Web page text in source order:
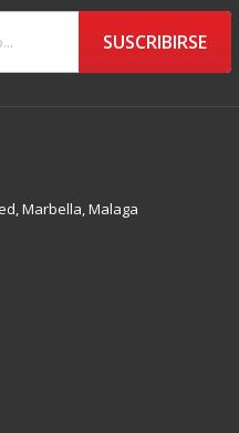
Marbella, Malaga
SUSCRIBIRSE